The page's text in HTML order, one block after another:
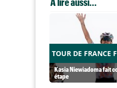
TOUR DE FRANCE
Kasia Niewiadoma fait
étape